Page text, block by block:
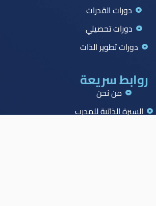
دورات القدرات
دورات تحصيلي
دورات تطوير الذات
روابط سريعة
من نحن
السيرة الذاتية للمدرب